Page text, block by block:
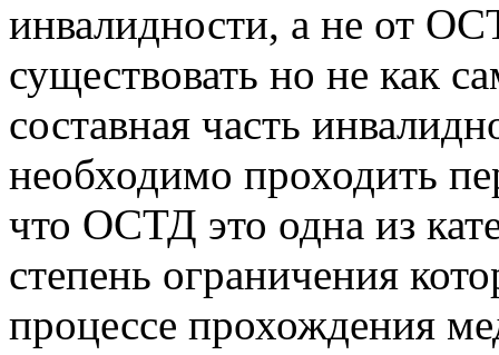
инвалидности, а не от
существовать но не как
составная часть
необходимо проходить
что ОСТД это одна из
степень ограничения
процессе прохождения